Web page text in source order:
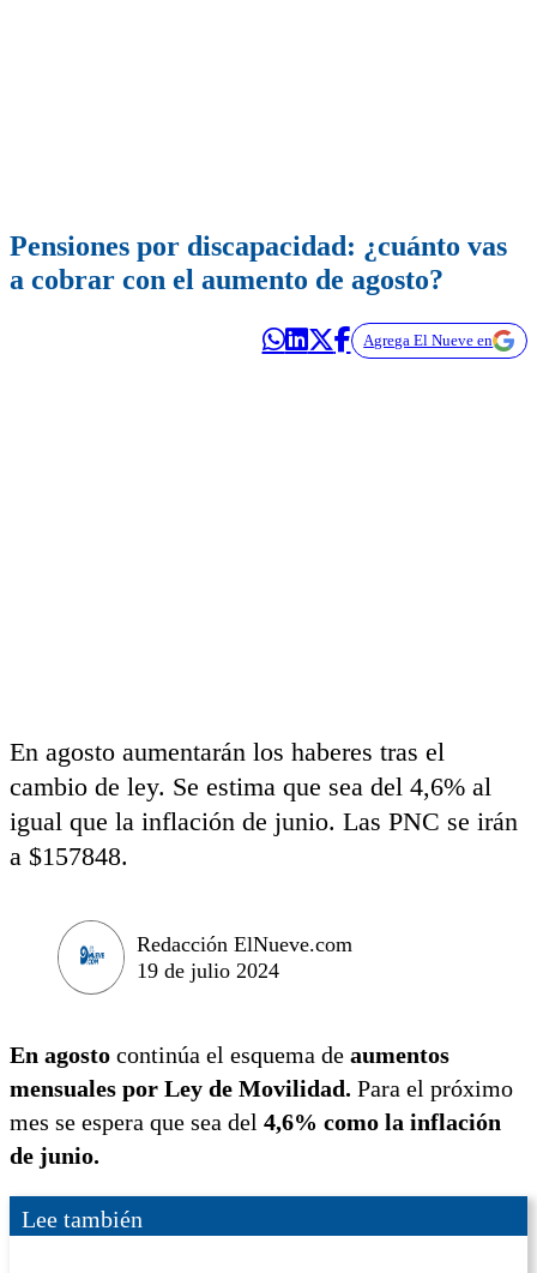
Pensiones por discapacidad: ¿cuánto vas
a cobrar con el aumento de agosto?
Agrega El Nueve en
En agosto aumentarán los haberes tras el
cambio de ley. Se estima que sea del 4,6% al
igual que la inflación de junio. Las PNC se irán
a $157848.
Redacción ElNueve.com
19 de julio 2024
En agosto continúa el esquema de aumentos
mensuales por Ley de Movilidad. Para el próximo
mes se espera que sea del 4,6% como la inflación
de junio.
Lee también